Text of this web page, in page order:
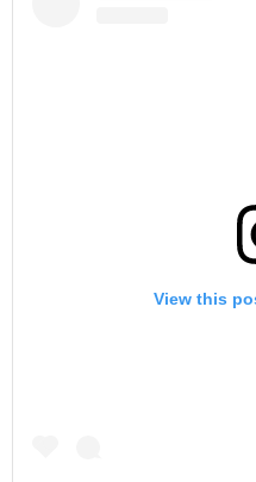
View this